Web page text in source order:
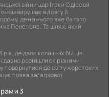
війни цар Ітаки Одіссей
вирушає в довгу й
де на нього вже багато
Пенелопа. Та шлях, який
де двоє колишніх бійців
давно розійшлися різними
повернутися до світу жорстоких
поява загадкової
3